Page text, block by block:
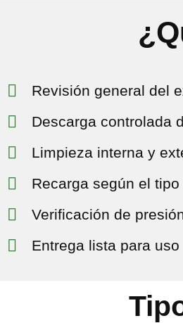
Revisión general del
Descarga controlada
Limpieza interna y
Recarga según el
Verificación de
Entrega lista para uso